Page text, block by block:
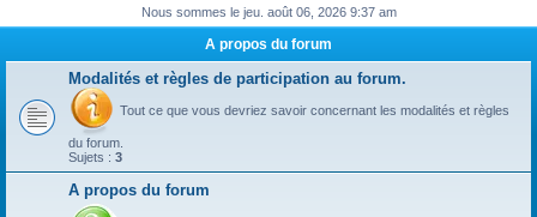
Nous sommes le jeu. août 06, 2026 9:37 am
A propos du forum
Modalités et règles de participation au forum.
Tout ce que vous devriez savoir concernant les modalités et règles
du forum.
Sujets : 3
A propos du forum